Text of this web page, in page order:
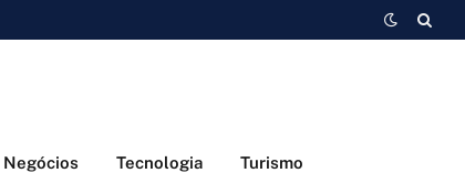
Negócios Tecnologia Turismo